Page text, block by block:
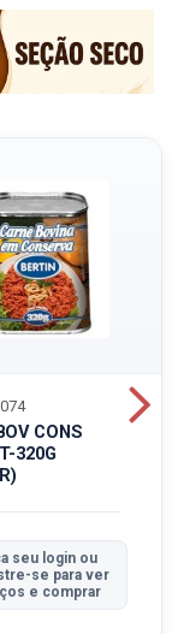
CONS
320G
seu login ou
se para ver
e comprar